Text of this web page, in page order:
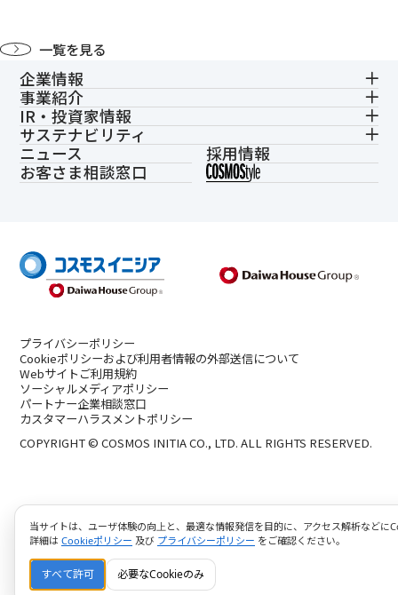
一覧を見る
企業情報
事業紹介
IR・投資家情報
サステナビリティ
ニュース
採用情報
お客さま相談窓口
プライバシーポリシー
Cookieポリシーおよび利用者情報の外部送信について
Webサイトご利用規約
ソーシャルメディアポリシー
パートナー企業相談窓口
カスタマーハラスメントポリシー
COPYRIGHT © COSMOS INITIA CO., LTD. ALL RIGHTS RESERVED.
当サイトは、ユーザ体験の向上と、最適な情報発信を目的に、アクセス解析などに
詳細は Cookieポリシー 及び プライバシーポリシー をご確認ください。
すべて許可 必要なCookieのみ